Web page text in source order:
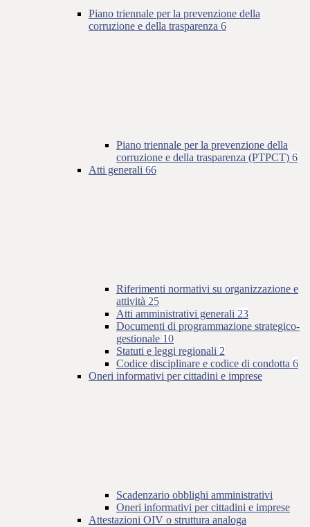
Piano triennale per la prevenzione della
corruzione e della trasparenza 6
Piano triennale per la prevenzione della
corruzione e della trasparenza (PTPCT) 6
Atti generali 66
Riferimenti normativi su organizzazione e
attività 25
Atti amministrativi generali 23
Documenti di programmazione strategico-
gestionale 10
Statuti e leggi regionali 2
Codice disciplinare e codice di condotta 6
Oneri informativi per cittadini e imprese
Scadenzario obblighi amministrativi
Oneri informativi per cittadini e imprese
Attestazioni OIV o struttura analoga